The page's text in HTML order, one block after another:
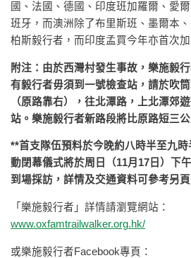
國、法國、德國、印度班加羅爾、愛
班牙，而澳洲除了布里斯班、墨爾本
柏斯毅行者，而印度孟買今年亦首次
附注： 由於西灣村發生事故，樂施毅
有毅行者毋須到一號檢查站，請於吹
（原路靠右），往北潭路，上北潭郊
站。樂施毅行者新路段將比原路短三公
**首支隊伍預料於今晚約八時半至九
動閉幕儀式將於周日（11月 17 日）下
到場採訪，詳情及交通資料可參考另頁
「樂施毅行者」詳情請瀏覽網站：
www.oxfamtrailwalker.org.hk/
或樂施毅行者Facebook專頁：